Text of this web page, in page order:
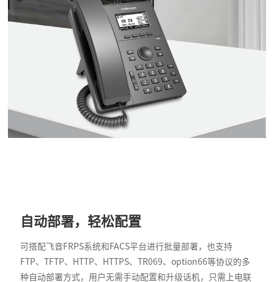
自动部署，轻松配置
可搭配飞音FRPS系统和FACS平台进行批量部署，也支持
FTP、TFTP、HTTP、HTTPS、TR069、option66等协议的多
种自动部署方式，用户无需手动配置和升级话机，只需上电联